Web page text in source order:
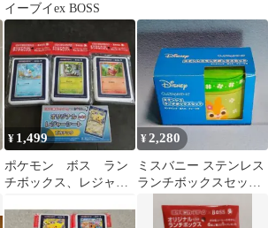
イーブイex BOSS
¥ 1,499
ポケモン ボス ラン
チボックス、レジャー
¥2,280
ミスバニー ステンレス
ランチボックスセット
チジャー 希少